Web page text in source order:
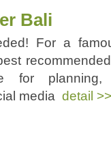
Bali
For a
for
media detail >>